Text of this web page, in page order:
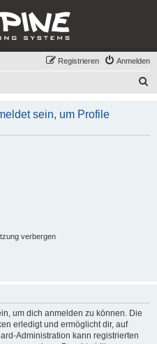
Anmelden
Registrieren
sein, um Profile
verbergen
um dich anmelden zu können. Die
erledigt und ermöglicht dir, auf
Administration kann registrierten